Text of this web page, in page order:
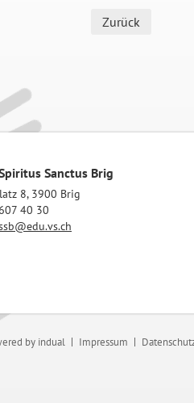
Zurück
Sanctus Brig
8, 3900 Brig
40 30
by indual Impressum